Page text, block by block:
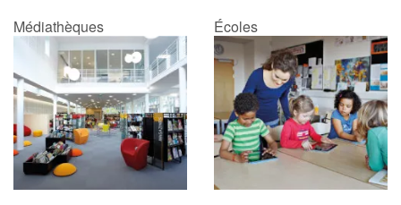
Médiathèques Écoles